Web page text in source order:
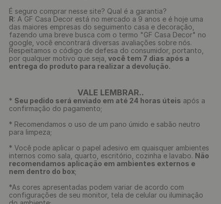
É seguro comprar nesse site? Qual é a garantia?
R: A GF Casa Decor está no mercado a 9 anos e é hoje uma
das maiores empresas do seguimento casa e decoração,
fazendo uma breve busca com o termo "GF Casa Decor" no
google, você encontrará diversas avaliações sobre nós.
Respeitamos o código de defesa do consumidor, portanto,
por qualquer motivo que seja, você tem 7 dias após a
entrega do produto para realizar a devolução.
VALE LEMBRAR..
* Seu pedido será enviado em até 24 horas úteis após a
confirmação do pagamento;
* Recomendamos o uso de um pano úmido e sabão neutro
para limpeza;
* Você pode aplicar o papel adesivo em quaisquer ambientes
internos como sala, quarto, escritório, cozinha e lavabo. Não
recomendamos aplicação em ambientes externos e
nem dentro do box;
*As cores apresentadas podem variar de acordo com
configurações de seu monitor, tela de celular ou iluminação